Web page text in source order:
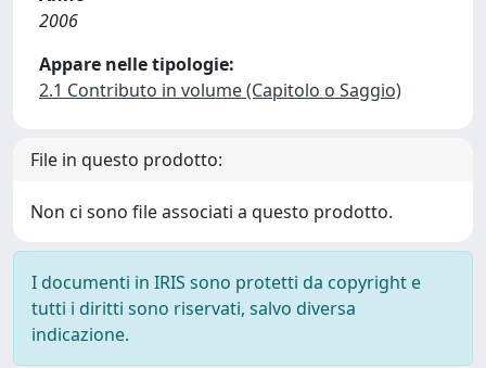
2006
Appare nelle tipologie:
2.1 Contributo in volume (Capitolo o Saggio)
File in questo prodotto:
Non ci sono file associati a questo prodotto.
I documenti in IRIS sono protetti da copyright e
tutti i diritti sono riservati, salvo diversa
indicazione.